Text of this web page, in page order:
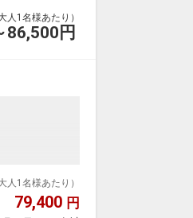
人1名様あたり）
86,500 円
滞在はもちろ
人1名様あたり）
79,400 円